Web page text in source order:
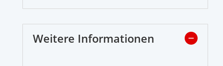
Weitere Informationen